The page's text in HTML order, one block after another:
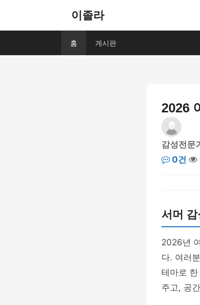
이졸라
홈 게시판
2026
감성전문
0건
서머
2026년
다. 여러
테마로
주고, 공